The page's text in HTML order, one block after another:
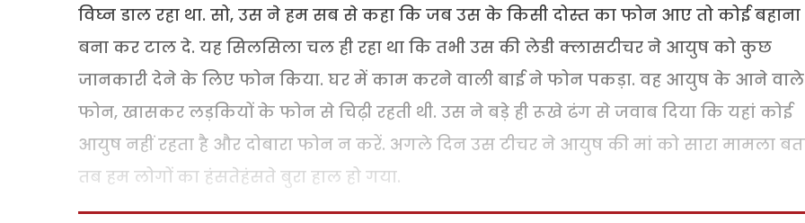
विघ्न डाल रहा था. सो, उस ने हम सब से कहा कि जब उस के किसी दोस्त का फोन आए तो कोई बहाना
बना कर टाल दे. यह सिलसिला चल ही रहा था कि तभी उस की लेडी क्लासटीचर ने आयुष को कुछ
जानकारी देने के लिए फोन किया. घर में काम करने वाली बाई ने फोन पकड़ा. वह आयुष के आने वाले
फोन, खासकर लड़कियों के फोन से चिढ़ी रहती थी. उस ने बड़े ही रूखे ढंग से जवाब दिया कि यहां कोई
आयुष नहीं रहता है और दोबारा फोन न करें. अगले दिन उस टीचर ने आयुष की मां को सारा मामला
तब हम लोगों का हंसतेहंसते बुरा हाल हो गया.